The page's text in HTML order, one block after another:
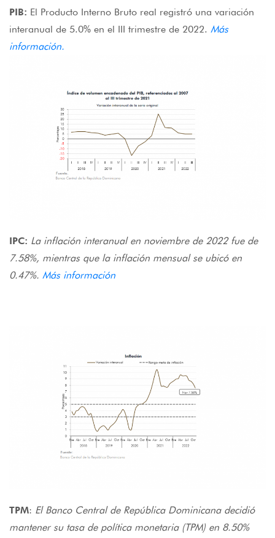
PIB: El Producto Interno Bruto real registró una variación
interanual de 5.0% en el III trimestre de 2022. Más
información.
IPC: La inflación interanual en noviembre de 2022 fue de
7.58%, mientras que la inflación mensual se ubicó en
0.47%. Más información
TPM: El Banco Central de República Dominicana decidió
mantener su tasa de política monetaria (TPM) en 8.50%